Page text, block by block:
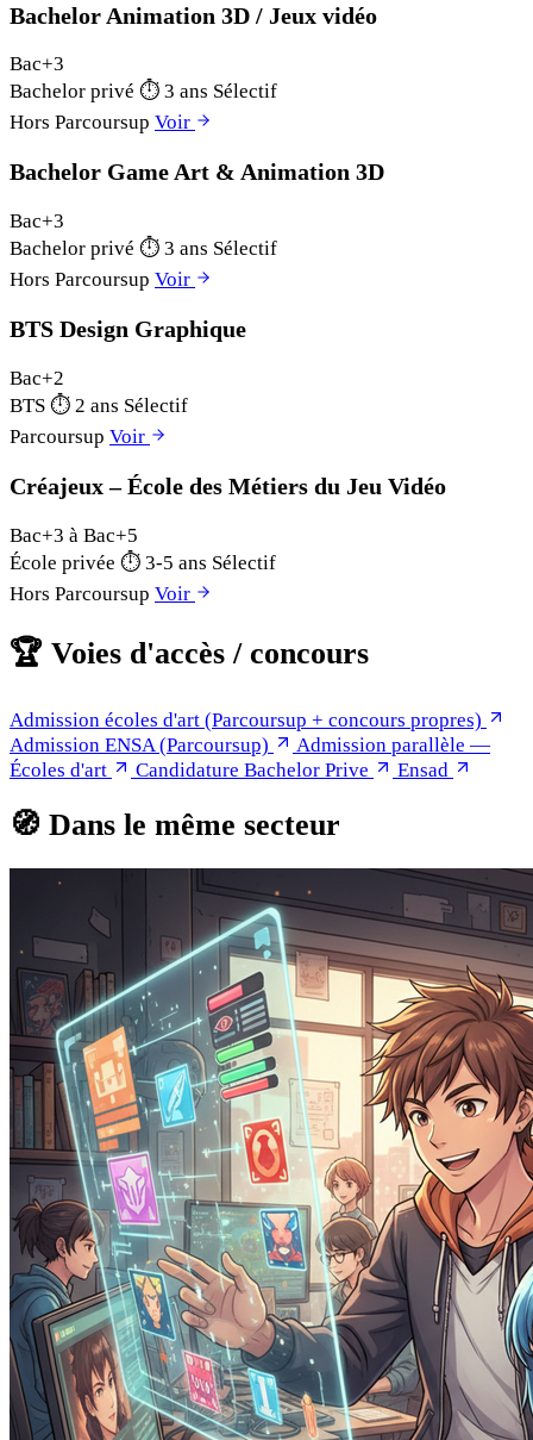
Bachelor Animation 3D / Jeux vidéo
Bac+3
Bachelor privé ⏱ 3 ans Sélectif
Hors Parcoursup Voir
Bachelor Game Art & Animation 3D
Bac+3
Bachelor privé ⏱ 3 ans Sélectif
Hors Parcoursup Voir
BTS Design Graphique
Bac+2
BTS ⏱ 2 ans Sélectif
Parcoursup Voir
Créajeux – École des Métiers du Jeu Vidéo
Bac+3 à Bac+5
École privée ⏱ 3-5 ans Sélectif
Hors Parcoursup Voir
🏆 Voies d'accès / concours
Admission écoles d'art (Parcoursup + concours propres)
Admission ENSA (Parcoursup)
Admission parallèle —
Écoles d'art
Candidature Bachelor Prive Ensad
🧭 Dans le même secteur